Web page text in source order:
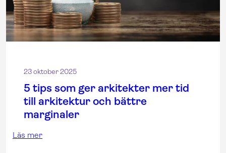
23 oktober 2025
5 tips som ger arkitekter mer tid
till arkitektur och bättre
marginaler
Läs mer